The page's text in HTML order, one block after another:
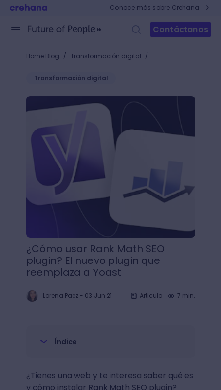
Conoce más sobre Crehana
Contáctanos
Home Blog / Transformación digital /
Transformación digital
¿Cómo usar Rank Math SEO plugin? El nuevo
¿Cómo usar Rank Math SEO
plugin? El nuevo plugin que
reemplaza a Yoast
Lorena Paez- 03 Jun 21 Articulo 7 min.
Índice
¿Tienes una web y te interesa saber qué es
y cómo instalar Rank Math SEO plugin?